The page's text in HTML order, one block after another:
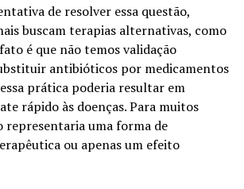
de resolver essa questão,
buscam terapias alternativas, como
é que não temos validação
antibióticos por medicamentos
prática poderia resultar em
rápido às doenças. Para muitos
representaria uma forma de
ou apenas um efeito